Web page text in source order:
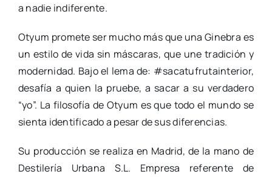
a nadie indiferente.
Otyum promete ser mucho más que una Ginebra es
un estilo de vida sin máscaras, que une tradición y
modernidad. Bajo el lema de: #sacatufrutainterior,
desafía a quien la pruebe, a sacar a su verdadero
“yo”. La filosofía de Otyum es que todo el mundo se
sienta identificado a pesar de sus diferencias.
Su producción se realiza en Madrid, de la mano de
Destilería Urbana S.L. Empresa referente de